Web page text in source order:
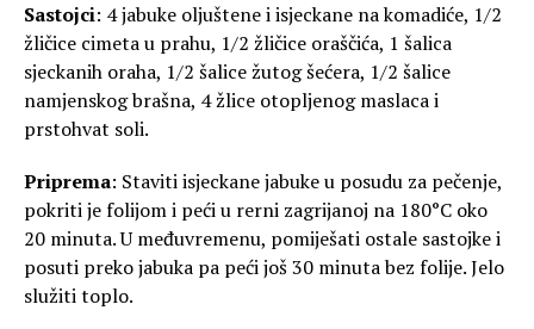
Sastojci: 4 jabuke oljuštene i isjeckane na komadiće, 1/2
žličice cimeta u prahu, 1/2 žličice oraščića, 1 šalica
sjeckanih oraha, 1/2 šalice žutog šećera, 1/2 šalice
namjenskog brašna, 4 žlice otopljenog maslaca i
prstohvat soli.
Priprema: Staviti isjeckane jabuke u posudu za pečenje,
pokriti je folijom i peći u rerni zagrijanoj na 180°C oko
20 minuta. U međuvremenu, pomiješati ostale sastojke i
posuti preko jabuka pa peći još 30 minuta bez folije. Jelo
služiti toplo.